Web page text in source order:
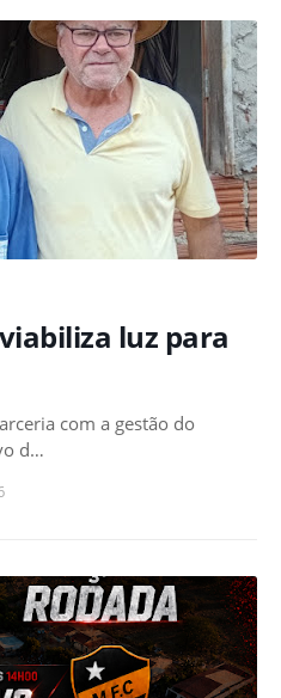
luz para
com a gestão do
d…